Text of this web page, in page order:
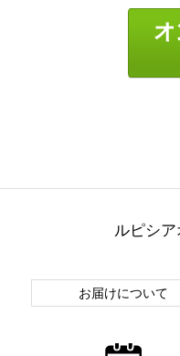
ルピシ
お届けについて